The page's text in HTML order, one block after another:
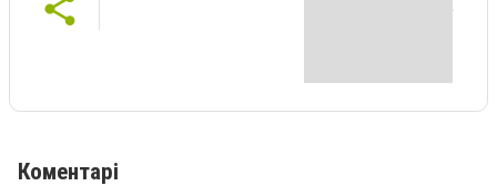
Коментарі